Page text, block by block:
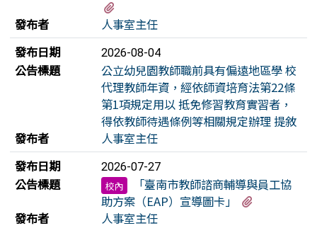
發布者
人事室主任
發布日期
2026-08-04
公告標題
公立幼兒園教師職前具有偏遠地區學 校
代理教師年資，經依師資培育法第22條
第1項規定用以 抵免修習教育實習者，
得依教師待遇條例等相關規定辦理 提敘
發布者
人事室主任
發布日期
2026-07-27
公告標題 校內
「臺南市教師諮商輔導與員工協
助方案（EAP）宣導圖卡」
發布者
人事室主任